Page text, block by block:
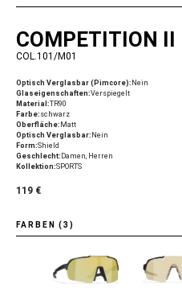
COMPETITION II
COL.101/M01
Optisch Verglasbar (Pimcore): Nein
Glaseigenschaften:Verspiegelt
Material:TR90
Farbe: schwarz
Oberfläche: Matt
Optisch Verglasbar: Nein
Form:Shield
Geschlecht: Damen, Herren
Kollektion:SPORTS
119 €
FARBEN (3)